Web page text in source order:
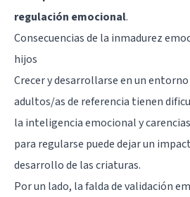
regulación emocional.
Consecuencias de la inmadurez
hijos
Crecer y desarrollarse en un
adultos/as de referencia tienen
la inteligencia emocional y
para regularse puede dejar un
desarrollo de las criaturas.
Por un lado, la falda de validación